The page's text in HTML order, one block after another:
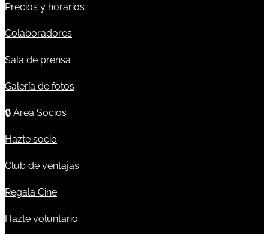
Precios y horarios
Colaboradores
Sala de prensa
Galería de fotos
🔒 Área Socios
Hazte socio
Club de ventajas
Regala Cine
Hazte voluntario